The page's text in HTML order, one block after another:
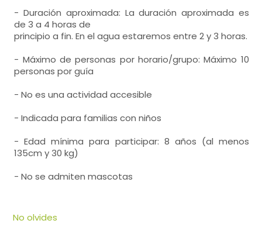
- Duración aproximada: La duración aproximada es
de 3 a 4 horas de
principio a fin. En el agua estaremos entre 2 y 3 horas.
- Máximo de personas por horario/grupo: Máximo 10
personas por guía
- No es una actividad accesible
- Indicada para familias con niños
- Edad mínima para participar: 8 años (al menos
135cm y 30 kg)
- No se admiten mascotas
No olvides